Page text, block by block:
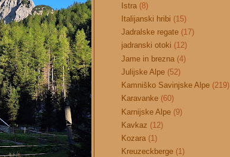
Istra (8)
Italijanski hribi (15)
Jadralske regate (17)
jadranski otoki (12)
Jame in brezna (4)
Julijske Alpe (52)
Kamniško Savinjske Alpe (219)
Karavanke (60)
Karnijske Alpe (9)
Kavkaz (12)
Kozara (1)
Kreuzeckberge (1)